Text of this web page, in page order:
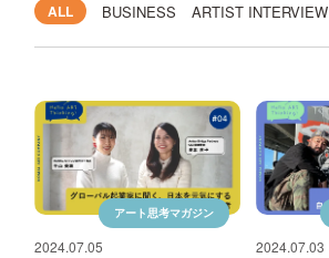
導入費用について
PRニュース
イベント
イベント
お問い合わせ
ALL BUSINESS ARTIST INTERVIEW
アート思考マガジン
2024.07.05 2024.07.03